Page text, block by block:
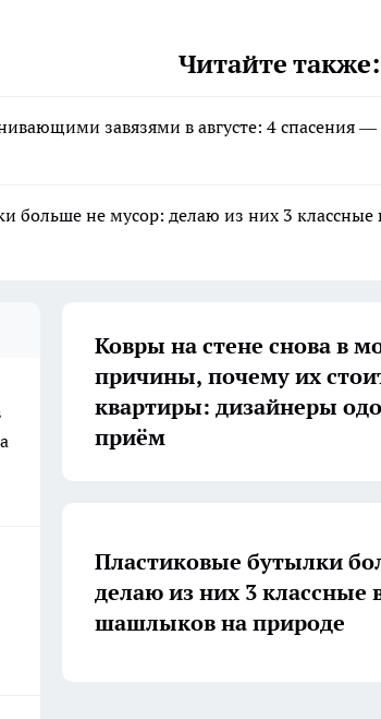
Читайте также:
завязями в августе: 4 спасения
больше не мусор: делаю из них 3
Ковры на стене снова в
причины, почему их
квартиры: дизайнеры
приём
Пластиковые бутылки
делаю из них 3 классные
шашлыков на природе